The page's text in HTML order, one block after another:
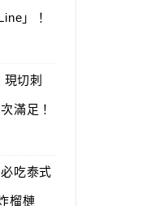
」！
切刺
滿足！
吃泰式
榴槤